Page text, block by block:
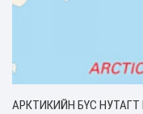
АРКТИКИЙН БҮС